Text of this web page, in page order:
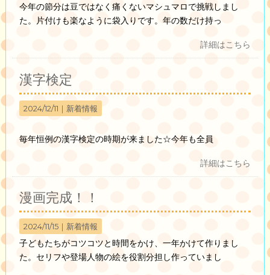
今年の節分は豆ではなく痛くないマシュマロで挑戦しまし
た。片付けも楽なように袋入りです。年の数だけ持っ
詳細はこちら
漢字検定
2024/12/11｜ 新着情報
毎年恒例の漢字検定の時期が来ました☆今年も全員
詳細はこちら
漫画完成！！
2024/11/15｜ 新着情報
子どもたちがコツコツと時間をかけ、一年かけて作りまし
た。セリフや登場人物の絵を役割分担し作っていまし